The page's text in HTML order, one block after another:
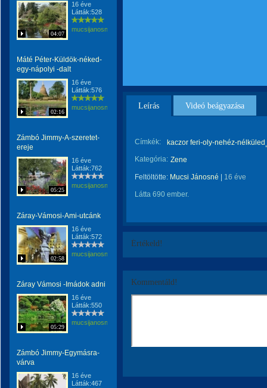
04:07
16 éve
Látták:528
mucsijanosne
Máté Péter-Küldök-néked-
egy-nápolyi -dalt
02:16
16 éve
Látták:576
mucsijanosne
Zámbó Jimmy-A-szeretet-
ereje
05:25
16 éve
Látták:762
mucsijanosne
Záray-Vámosi-Ami-utcánk
02:58
16 éve
Látták:572
mucsijanosne
Záray Vámosi -Imádok adni
05:29
16 éve
Látták:550
mucsijanosne
Zámbó Jimmy-Egymásra-
várva
16 éve
Látták:467
Leírás Videó beágyazása
Címkék:
kaczor feri-oly-nehéz-nélküled
Kategória: Zene
Feltöltötte: Mucsi Jánosné 16 éve
Látta 690 ember.
Értékeld!
Kommentáld!